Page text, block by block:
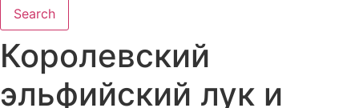
Search
Королевский
эльфийский лук и